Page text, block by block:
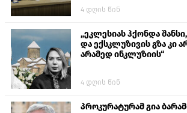
4 დღის წინ
„ეკლესიას ჰქონდა
და ექსკლუზივის გზა კი
არამედ ინკლუზიის“
4 დღის წინ
პროკურატურამ გია